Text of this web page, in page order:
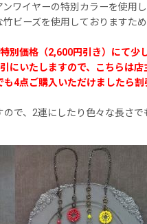
ワイヤーの特別カラーを使用
ビーズを使用しておりますた
別価格（2,600円引き）にて
にいたしますので、こちらは
4点ご購入いただけましたら割
ので、2連にしたり色々な長さ